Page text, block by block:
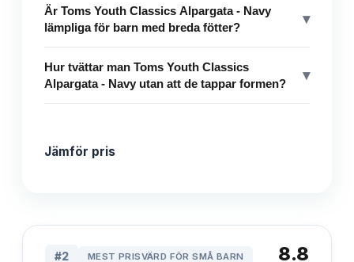
Är Toms Youth Classics Alpargata - Navy
lämpliga för barn med breda fötter?
▾
Hur tvättar man Toms Youth Classics
Alpargata - Navy utan att de tappar formen?
▾
Jämför pris
#2 MEST PRISVÄRD FÖR SMÅ BARN 8.8